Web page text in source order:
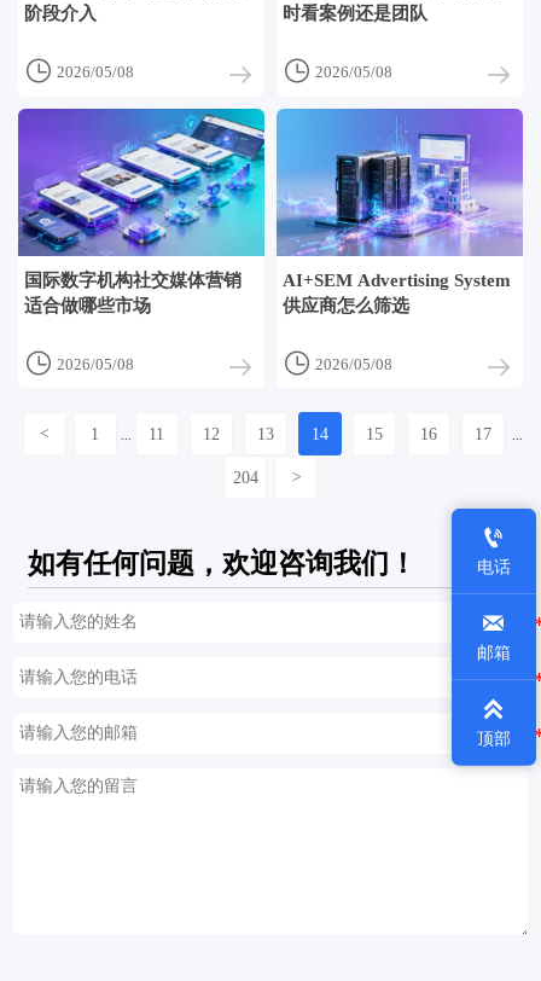
阶段介入
 2026/05/08
时看案例还是团队
 2026/05/08
国际数字机构社交媒体营销
适合做哪些市场
 2026/05/08
AI+SEM Advertising System
供应商怎么筛选
 2026/05/08
< 1 11 12 13 14 15 16 17
204 >
如有任何问题，欢迎咨询我们！

电话

邮箱

顶部